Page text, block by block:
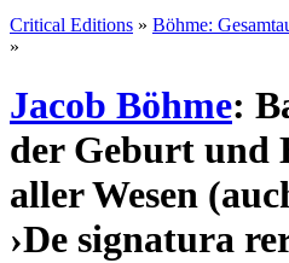
Critical Editions » Böhme:
»
Jacob Böhme:
der Geburt und
aller Wesen
›De signatura